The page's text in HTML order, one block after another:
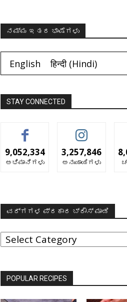
ನಮ್ಮ ಇತರ ಭಾಷೆಗಳು
English हिन्दी(Hindi)
STAY CONNECTED
9,052,334
ಅಭಿಮಾನಿಗಳು
3,257,846
ಅನುಯಾಯಿಗಳು
ವರ್ಗಗಳ ಪ್ರಕಾರ ಬ್ರೌಸ್ ಮಾಡಿ
ವರ್ಗಗಳ
ಪ್ರಕಾರ
POPULAR RECIPES